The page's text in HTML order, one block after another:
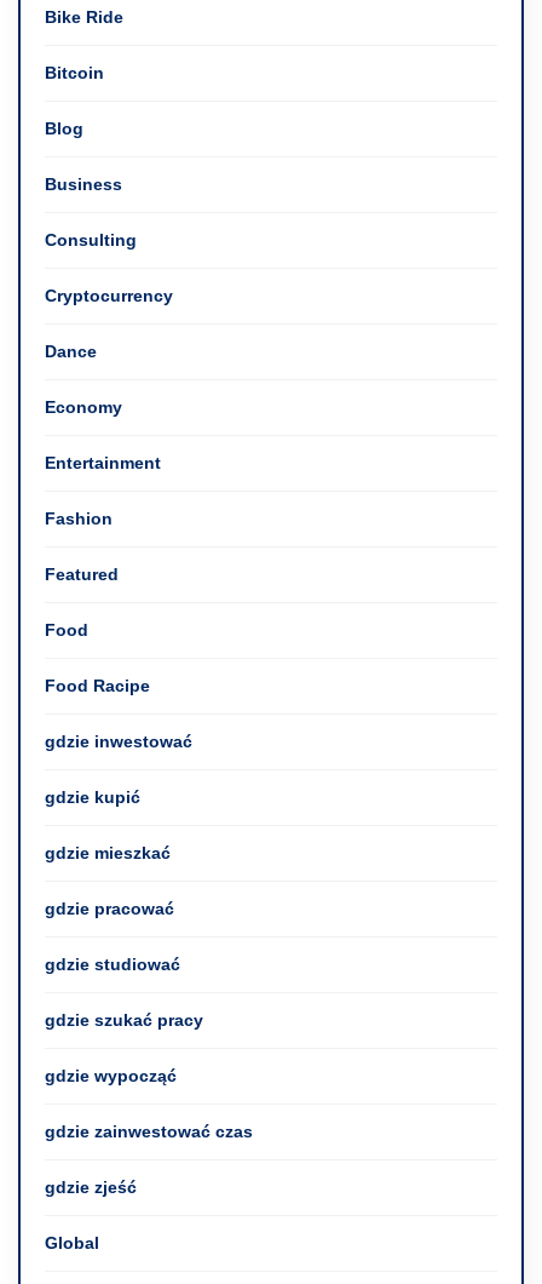
Bike Ride
Bitcoin
Blog
Business
Consulting
Cryptocurrency
Dance
Economy
Entertainment
Fashion
Featured
Food
Food Racipe
gdzie inwestować
gdzie kupić
gdzie mieszkać
gdzie pracować
gdzie studiować
gdzie szukać pracy
gdzie wypocząć
gdzie zainwestować czas
gdzie zjeść
Global